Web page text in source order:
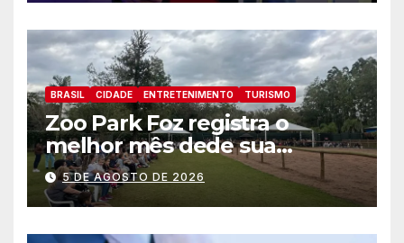
BRASIL CIDADE ENTRETENIMENTO TURISMO
Zoo Park Foz registra o
melhor mês dede sua
inauguração
5 DE AGOSTO DE 2026